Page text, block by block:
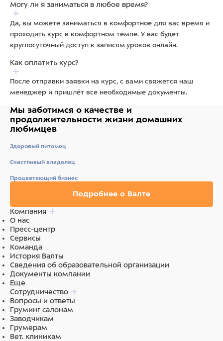
Могу ли я заниматься в любое время?
Да, вы можете заниматься в комфортное для вас время и
проходить курс в комфортном темпе. У вас будет
круглосуточный доступ к записям уроков онлайн.
Как оплатить курс?
После отправки заявки на курс, с вами свяжется наш
менеджер и пришлёт все необходимые документы.
Мы заботимся о качестве и
продолжительности жизни домашних
любимцев
Здоровый питомец
Счастливый владелец
Процветающий бизнес
Подробнее о Валте
Компания
О нас
Пресс-центр
Сервисы
Команда
История Валты
Сведения об образовательной организации
Документы компании
Еще
Сотрудничество
Вопросы и ответы
Груминг салонам
Заводчикам
Грумерам
Вет. клиникам